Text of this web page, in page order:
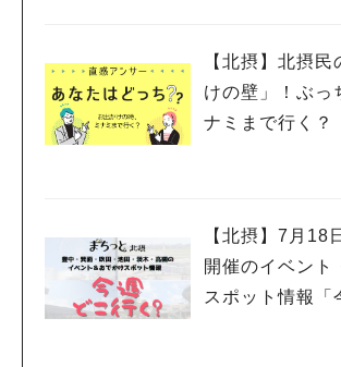
【北摂】北摂
けの壁」！ぶっ
ナミまで行く？
【北摂】7月18
開催のイベント
スポット情報「